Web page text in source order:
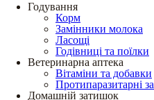
Годування
Корм
Замінники молока
Ласощі
Годівниці та поїлки
Ветеринарна аптека
Вітаміни та добавки
Протипаразитарні
Домашній затишок